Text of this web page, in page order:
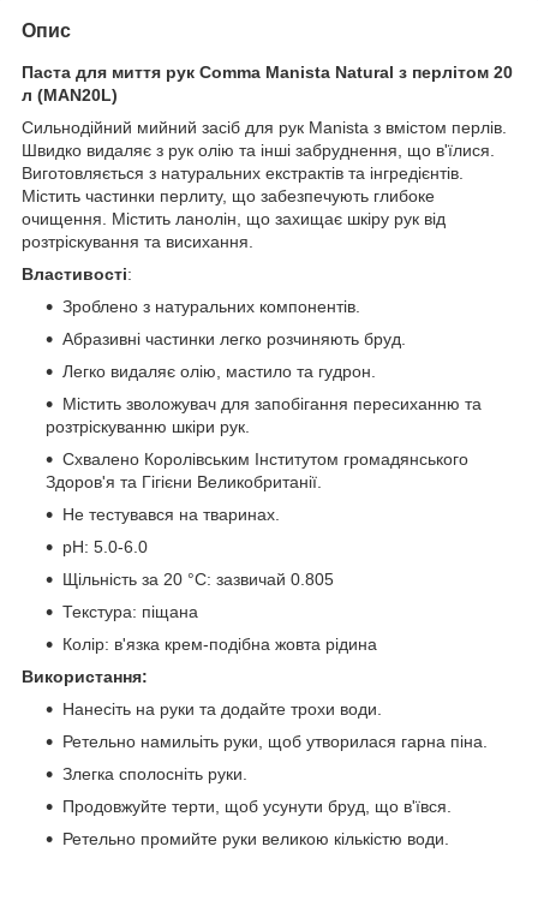
Опис
Паста для миття рук Comma Manista Natural з перлітом 20
л (MAN20L)
Сильнодійний мийний засіб для рук Manista з вмістом перлів.
Швидко видаляє з рук олію та інші забруднення, що в'їлися.
Виготовляється з натуральних екстрактів та інгредієнтів.
Містить частинки перлиту, що забезпечують глибоке
очищення. Містить ланолін, що захищає шкіру рук від
розтріскування та висихання.
Властивості:
Зроблено з натуральних компонентів.
Абразивні частинки легко розчиняють бруд.
Легко видаляє олію, мастило та гудрон.
Містить зволожувач для запобігання пересиханню та
розтріскуванню шкіри рук.
Схвалено Королівським Інститутом громадянського
Здоров'я та Гігієни Великобританії.
Не тестувався на тваринах.
рН: 5.0-6.0
Щільність за 20 °C: зазвичай 0.805
Текстура: піщана
Колір: в'язка крем-подібна жовта рідина
Використання:
Нанесіть на руки та додайте трохи води.
Ретельно намильіть руки, щоб утворилася гарна піна.
Злегка сполосніть руки.
Продовжуйте терти, щоб усунути бруд, що в'ївся.
Ретельно промийте руки великою кількістю води.